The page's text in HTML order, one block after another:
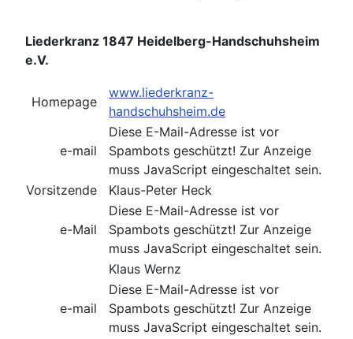
Liederkranz 1847 Heidelberg-Handschuhsheim
e.V.
Homepage
www.liederkranz-
handschuhsheim.de
e-mail
Diese E-Mail-Adresse ist vor
Spambots geschützt! Zur Anzeige
muss JavaScript eingeschaltet sein.
Vorsitzende
Klaus-Peter Heck
e-Mail
Diese E-Mail-Adresse ist vor
Spambots geschützt! Zur Anzeige
muss JavaScript eingeschaltet sein.
Klaus Wernz
e-mail
Diese E-Mail-Adresse ist vor
Spambots geschützt! Zur Anzeige
muss JavaScript eingeschaltet sein.